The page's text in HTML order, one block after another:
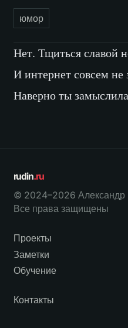
юмор
Нет. Тщиться славой
И интернет совсем не
Наверно ты
rudin.ru
© 2024–2026 Александр
Все права защищены
Проекты
Заметки
Обучение
Контакты